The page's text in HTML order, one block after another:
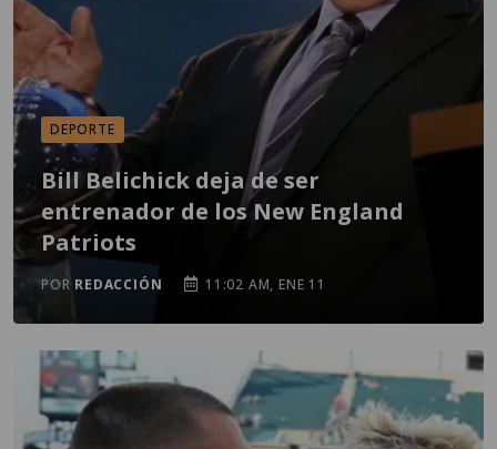
DEPORTE
Bill Belichick deja de ser
entrenador de los New England
Patriots
POR REDACCIÓN 11:02 AM, ENE 11